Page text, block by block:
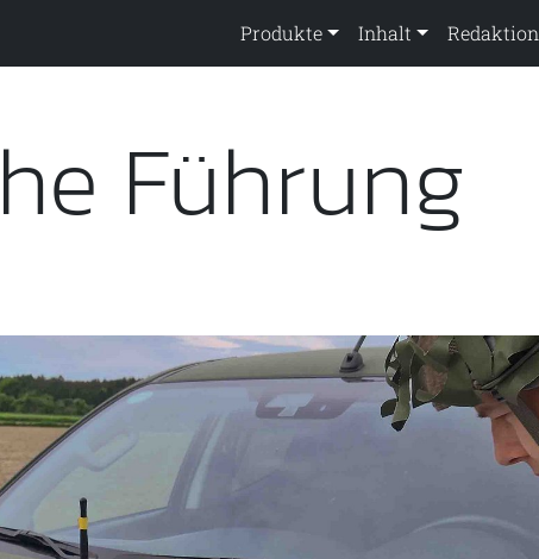
Produkte Inhalt Redaktion
Führung